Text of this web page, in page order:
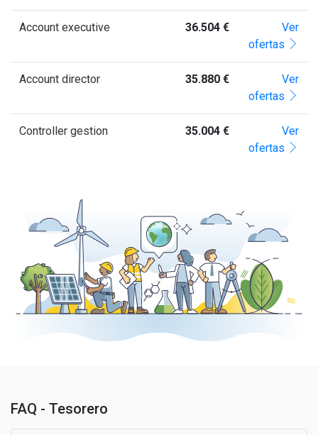
Account executive 36.504 €
Ver
ofertas
Account director 35.880 €
Ver
ofertas
Controller gestion 35.004 €
Ver
ofertas
FAQ - Tesorero